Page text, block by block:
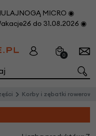
MICRO ◉
do 31.08.2026 ◉
0
Korby i zębatki rowerowe